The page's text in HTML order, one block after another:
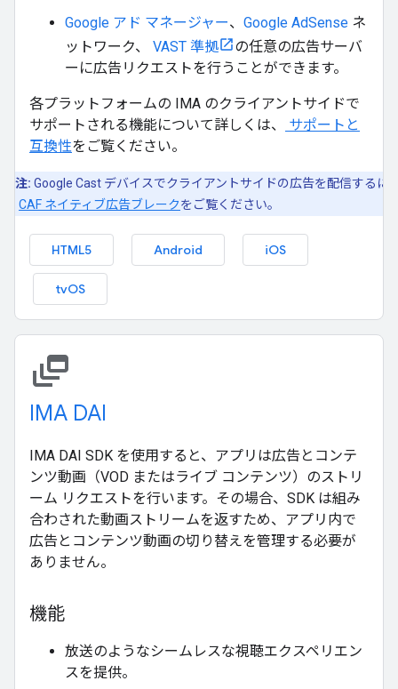
Google アド マネージャー、 Google AdSense ネ
ットワーク、
VAST 準拠
の任意の広告サーバ
ーに広告リクエストを行うことができます。
各プラットフォームの IMA のクライアントサイドで
サポートされる機能について詳しくは、
サポートと
互換性をご覧ください。
注: Google Cast デバイスでクライアントサイドの広告を配信するに
CAF ネイティブ広告ブレークをご覧ください。
HTML5 Android iOS
tvOS
dynamic_feed
IMA DAI
IMA DAI SDK を使用すると、アプリは広告とコンテ
ンツ動画（VOD またはライブ コンテンツ）のストリ
ーム リクエストを行います。その場合、SDK は組み
合わされた動画ストリームを返すため、アプリ内で
広告とコンテンツ動画の切り替えを管理する必要が
ありません。
機能
放送のようなシームレスな視聴エクスペリエン
スを提供。